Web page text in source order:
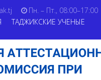
Пн. – Пт., 08:00–17:00
ТАДЖИКСКИЕ УЧЕНЫЕ